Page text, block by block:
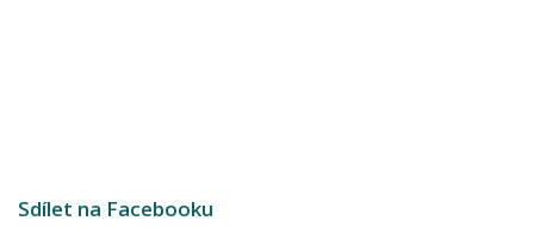
Sdílet na Facebooku